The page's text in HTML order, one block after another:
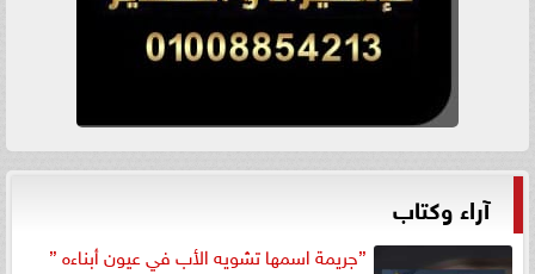
آراء وكتاب
”جريمة اسمها تشويه الأب في عيون أبناءه ”